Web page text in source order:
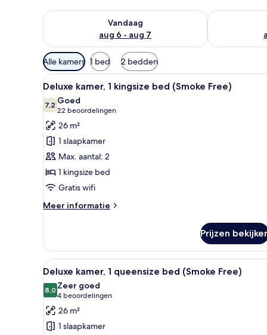
Vandaag
aug 6 - aug 7
De beschikbaarheid controleren voor vanavond aug
De
Beschikbare
filters
voor
kamers
Alle kamers 1 bed 2 bedden
Alle
foto's
voor
Deluxe
kamer,
kingsize
bed
(Smoke
Free)
Hotelkamer met een groot
5
Deluxe kamer, 1 kingsize bed (Smoke Free)
7,27,2 van 10
Goed
22 beoordelingen
(22
beoordelingen)
26 m²
1 slaapkamer
Max. aantal: 2
1 kingsize bed
Gratis wifi
Meer informatie
Meer
kamer,
kingsize
bed
(Smoke
Free)
Prijzen
Alle
foto's
voor
Deluxe
kamer,
Een hotelkamer met een
5
Deluxe kamer, 1 queensize bed (Smoke Free)
8,08,0 van 10
Zeer goed
4 beoordelingen
(4
beoordelingen)
26 m²
1 slaapkamer